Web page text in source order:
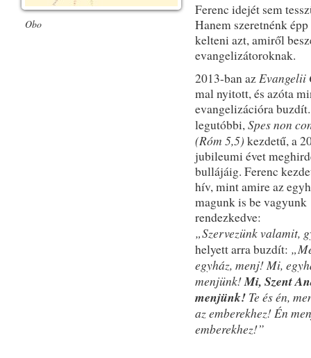
Obo
Ferenc idejét sem
Hanem szeretnénk
kelteni azt, amiről
evangelizátoroknak.
2013-ban azEvangelii
mal nyitott, és azóta
evangelizációra
legutóbbi,Spes non
(Róm 5,5) kezdetű, a
jubileumi évet
bullájáig. Ferenc
hív, mint amire az
magunk is be vagyunk
rendezkedve:
„Szervezünk valamit,
helyett arra buzdít:
egyház, menj! Mi,
menjünk!Mi, Szent
menjünk!Te és én,
az emberekhez! Én
emberekhez!”